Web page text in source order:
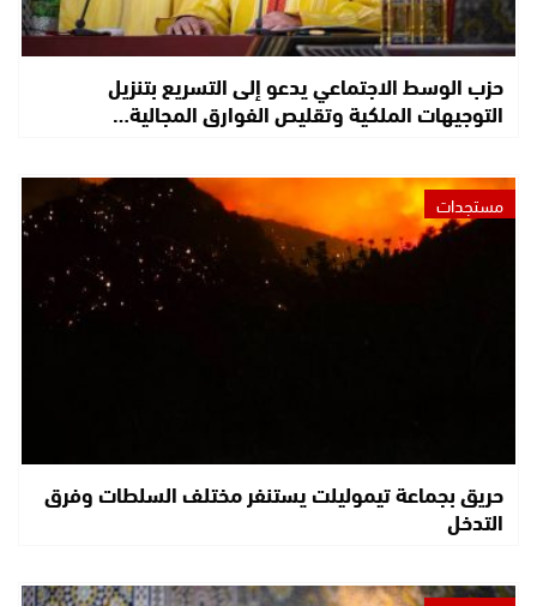
حزب الوسط الاجتماعي يدعو إلى التسريع بتنزيل
التوجيهات الملكية وتقليص الفوارق المجالية…
مستجدات
حريق بجماعة تيموليلت يستنفر مختلف السلطات وفرق
التدخل